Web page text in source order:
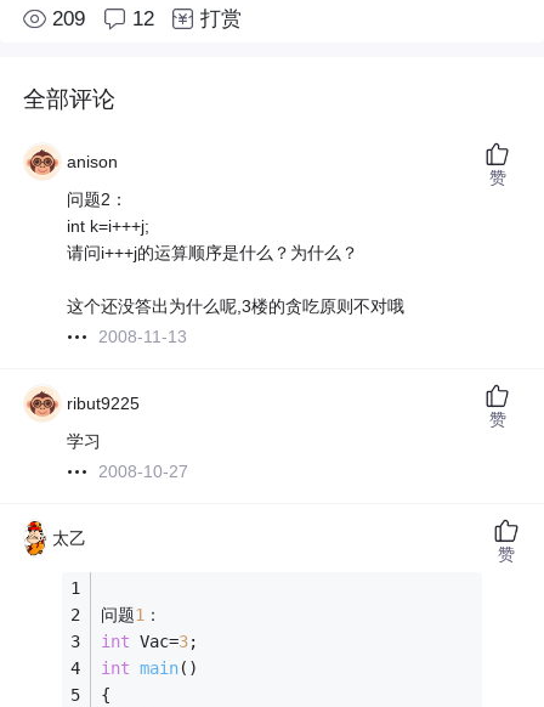
209 12 打赏
全部评论
anison
问题2：
int k=i+++j;
请问i+++j的运算顺序是什么？为什么？
这个还没答出为什么呢,3楼的贪吃原则不对哦
2008-11-13
赞
ribut9225
学习
2008-10-27
赞
太乙
问题1 ：
int Vac=3;
int main()
{
赞